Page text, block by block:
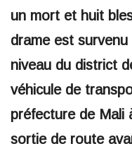
un mort et huit
drame est survenu
niveau du district
véhicule de
préfecture de Mali
sortie de route